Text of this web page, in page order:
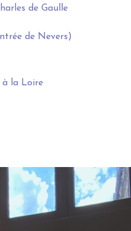
de Gaulle
de Nevers)
la Loire